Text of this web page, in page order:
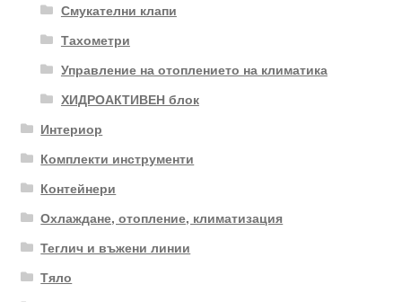
Смукателни клапи
Тахометри
Управление на отоплението на климатика
ХИДРОАКТИВЕН блок
Интериор
Комплекти инструменти
Контейнери
Охлаждане, отопление, климатизация
Теглич и въжени линии
Тяло